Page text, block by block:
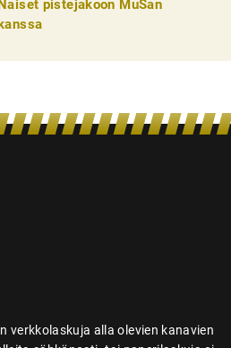
pistejakoon MuSan
kanssa
verkkolaskuja alla olevien kanavien